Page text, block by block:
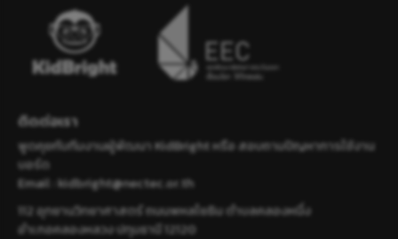
ติดต่อเรา
พูดคุยกับทีมงานผู้พัฒนา KidBright หรือ สอบถามปัญหาการใช้งาน
บอร์ด
Email : kidbright@nectec.or.th
112 อุทยานวิทยาศาสตร์ ถนนพหลโยธิน ตำบลคลองหนึ่ง
อำเภอคลองหลวง ปทุมธานี 12120